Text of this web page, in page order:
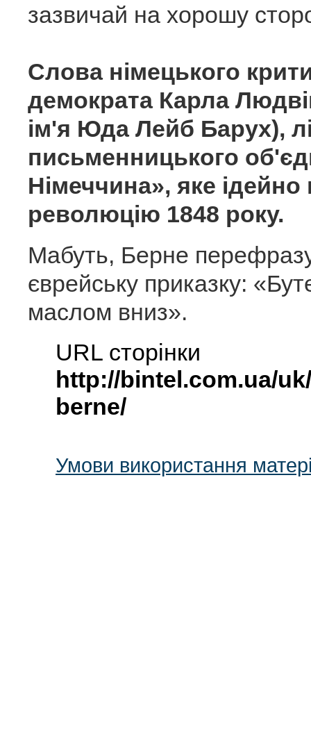
зазвичай на хорошу
Слова німецького
демократа Карла
ім'я Юда Лейб Барух),
письменницького
Німеччина», яке ідейно
революцію 1848 року.
Мабуть, Берне
єврейську приказку:
маслом вниз».
URL сторінки
http://bintel.com.ua/
berne/
Умови використання